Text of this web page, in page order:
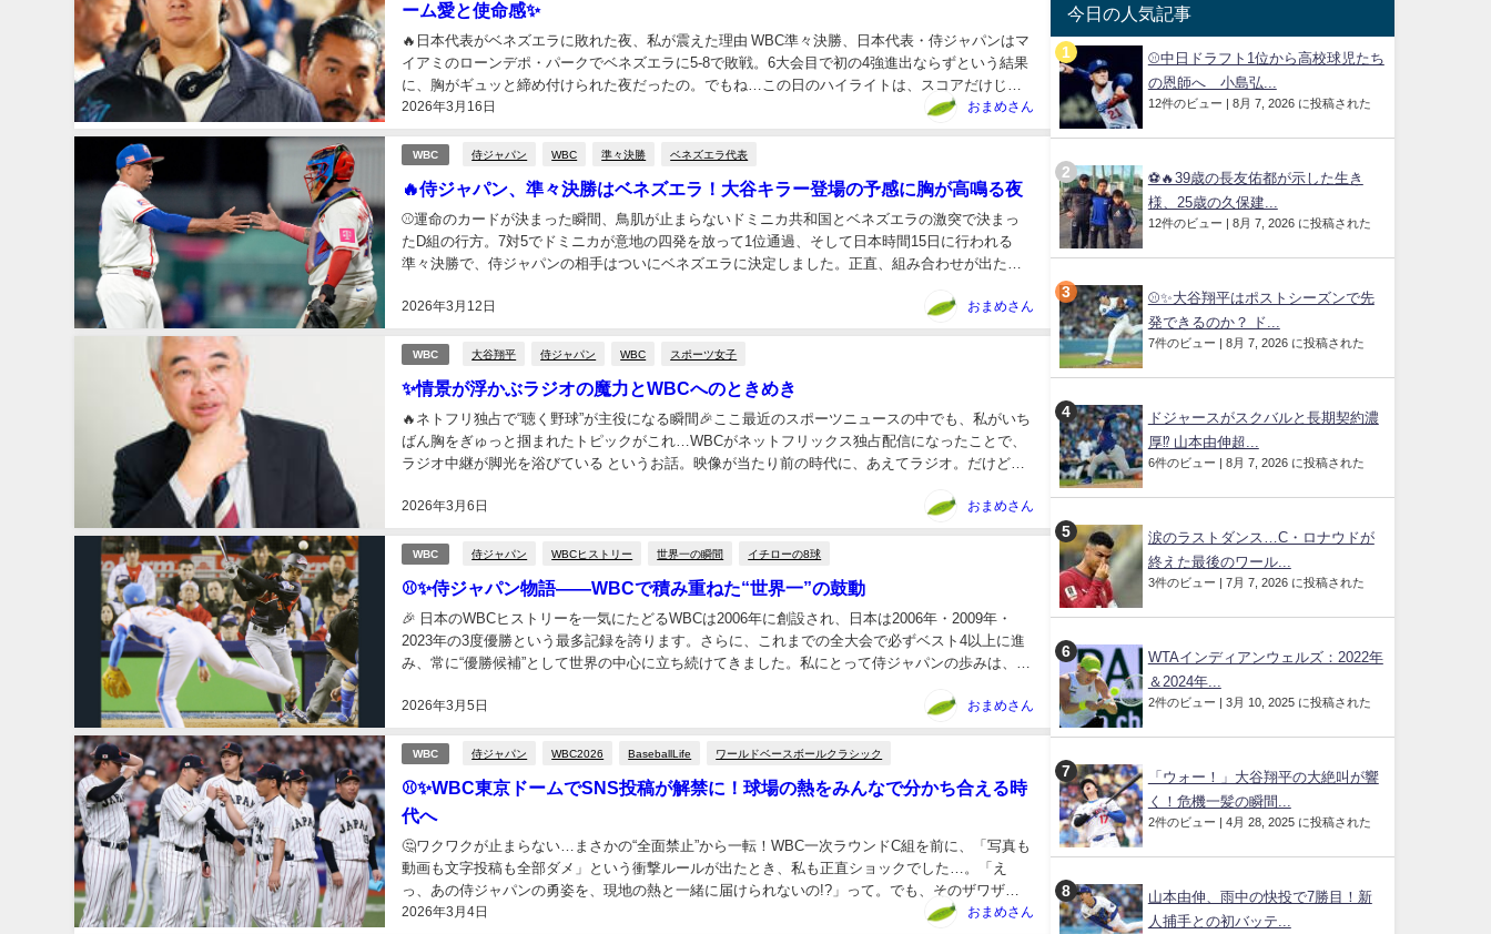
ーム愛と使命感✨
2026年3月16日
🔥日本代表がベネズエラに敗れた夜、私が震えた理由 WBC準々決勝、日本代表・侍ジャパンはマ
イアミのローンデポ・パークでベネズエラに5-8で敗戦。6大会目で初の4強進出ならずという結果
に、胸がギュッと締め付けられた夜だったの。でもね…この日のハイライトは、スコアだけじゃ
ない。 初回、先頭打者としてライトスタンドに一直線の...
おまめさん
WBC 侍ジャパン WBC 準々決勝 ベネズエラ代表
🔥侍ジャパン、準々決勝はベネズエラ！大谷キラー登場の予感に胸が高鳴る夜
2026年3月12日
⚾運命のカードが決まった瞬間、鳥肌が止まらないドミニカ共和国とベネズエラの激突で決まっ
たD組の行方。7対5でドミニカが意地の四発を放って1位通過、そして日本時間15日に行われる
準々決勝で、侍ジャパンの相手はついにベネズエラに決定しました。正直、組み合わせが出た瞬
おまめさん
WBC 大谷翔平 侍ジャパン WBC スポーツ女子
✨情景が浮かぶラジオの魔力とWBCへのときめき
2026年3月6日
🔥ネトフリ独占で“聴く野球”が主役になる瞬間🎉ここ最近のスポーツニュースの中でも、私がいち
ばん胸をぎゅっと掴まれたトピックがこれ…WBCがネットフリックス独占配信になったことで、
ラジオ中継が脚光を浴びている というお話。映像が当たり前の時代に、あえてラジオ。だけど、
おまめさん
WBC 侍ジャパン WBCヒストリー 世界一の瞬間 イチローの8球
⚾✨侍ジャパン物語——WBCで積み重ねた“世界一”の鼓動
2026年3月5日
🎉 日本のWBCヒストリーを一気にたどるWBCは2006年に創設され、日本は2006年・2009年・
2023年の3度優勝という最多記録を誇ります。さらに、これまでの全大会で必ずベスト4以上に進
み、常に“優勝候補”として世界の中心に立ち続けてきました。私にとって侍ジャパンの歩みは、た
おまめさん
WBC 侍ジャパン WBC2026 BaseballLife ワールドベースボールクラシック
⚾✨WBC東京ドームでSNS投稿が解禁に！球場の熱をみんなで分かち合える時
代へ
2026年3月4日
🤔ワクワクが止まらない…まさかの“全面禁止”から一転！WBC一次ラウンドC組を前に、「写真も
動画も文字投稿も全部ダメ」という衝撃ルールが出たとき、私も正直ショックでした…。「え
っ、あの侍ジャパンの勇姿を、現地の熱と一緒に届けられないの!?」って。でも、そのザワザワ
した気持ちをまるごと受け止めるように、主催者がなんと翌日...
おまめさん
今日の人気記事
⚾中日ドラフト1位から高校球児たち
の恩師へ 小島弘...
12件のビュー 8月 7, 2026 に投稿された
⚽🔥39歳の長友佑都が示した生き
様、25歳の久保建...
12件のビュー 8月 7, 2026 に投稿された
⚾✨大谷翔平はポストシーズンで先
発できるのか？ ド...
7件のビュー 8月 7, 2026 に投稿された
ドジャースがスクバルと長期契約濃
厚⁉︎ 山本由伸超...
6件のビュー 8月 7, 2026 に投稿された
涙のラストダンス…C・ロナウドが
終えた最後のワール...
3件のビュー 7月 7, 2026 に投稿された
WTAインディアンウェルズ：2022年
＆2024年...
2件のビュー 3月 10, 2025 に投稿された
「ウォー！」大谷翔平の大絶叫が響
く！危機一髪の瞬間...
2件のビュー 4月 28, 2025 に投稿された
山本由伸、雨中の快投で7勝目！新
人捕手との初バッテ...